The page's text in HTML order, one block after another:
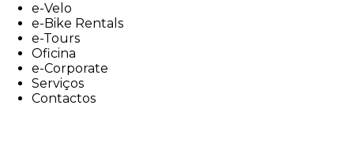
e-Velo
e-Bike Rentals
e-Tours
Oficina
e-Corporate
Serviços
Contactos